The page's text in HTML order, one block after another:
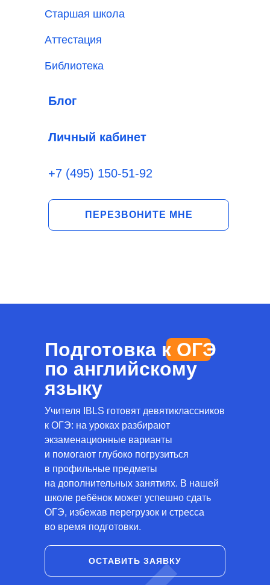
ПЕРЕЗВОНИТЕ МНЕ
Старшая школа
Аттестация
Библиотека
Блог
Личный кабинет
+7 (495) 150-51-92
Подготовка к ОГЭ
по английскому
языку
Учителя IBLS готовят девятиклассников
к ОГЭ: на уроках разбирают
экзаменационные варианты
и помогают глубоко погрузиться
в профильные предметы
на дополнительных занятиях. В нашей
школе ребёнок может успешно сдать
ОГЭ, избежав перегрузок и стресса
во время подготовки.
ОСТАВИТЬ ЗАЯВКУ